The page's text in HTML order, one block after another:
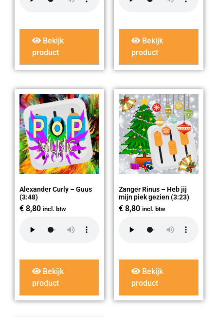
Bekijk
product
Bekijk
product
Alexander Curly – Guus
(3:48)
€ 8,80 incl. btw
Bekijk
product
Zanger Rinus – Heb jij
mijn piek gezien (3:23)
€ 8,80 incl. btw
Bekijk
product